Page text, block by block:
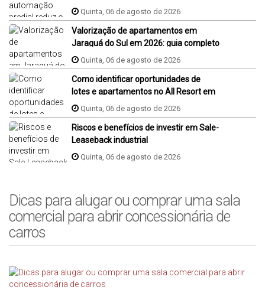
Quinta, 06 de agosto de 2026
Valorização de apartamentos em
Jaraguá do Sul em 2026: guia completo
Quinta, 06 de agosto de 2026
Como identificar oportunidades de
lotes e apartamentos no All Resort em
Porto Belo?
Quinta, 06 de agosto de 2026
Riscos e benefícios de investir em Sale-
Leaseback industrial
Quinta, 06 de agosto de 2026
Dicas para alugar ou comprar uma sala
comercial para abrir concessionária de
carros